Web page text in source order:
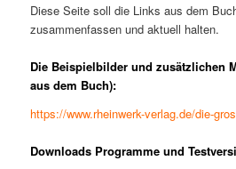
Diese Seite soll die Links aus dem
zusammenfassen und aktuell halten.
Die Beispielbilder und zusätzlichen
aus dem Buch):
https://www.rheinwerk-verlag.de/die-
Downloads Programme und